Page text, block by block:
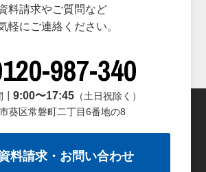
料請求やご質問など
軽にご連絡ください。
987-340
┃ 9:00〜17:45（土日祝除く）
葵区常磐町二丁目6番地の8
料請求・お問い合わせ